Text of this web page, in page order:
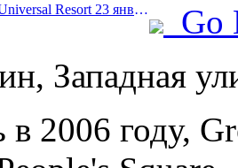
Prev:В Пекинском Universal Resort 23 января стартует мероприятие, посвященное китайскому Новому году, которое продлится 40 дней.
Go
Западная
в 2006 году,